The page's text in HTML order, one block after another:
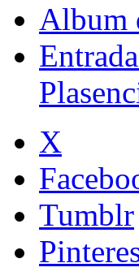
Album
X
Tumblr